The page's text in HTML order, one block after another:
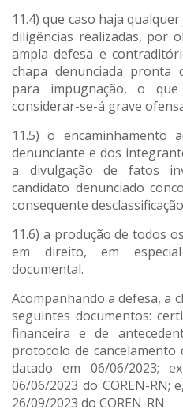
11.4) que caso haja
diligências realizadas, por
ampla defesa e
chapa denunciada pronta
para impugnação, o
considerar-se-á grave
11.5) o encaminhamento
denunciante e dos
a divulgação de fatos
candidato denunciado
consequente
11.6) a produção de todos
em direito, em
documental.
Acompanhando a defesa, a
seguintes documentos:
financeira e de
protocolo de cancelamento
datado em 06/06/2023;
06/06/2023 do COREN-
26/09/2023 do COREN-RN.